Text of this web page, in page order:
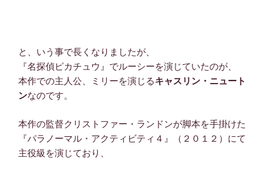
と、いう事で長くなりましたが、
『名探偵ピカチュウ』でルーシーを演じていたのが、
本作での主人公、ミリーを演じるキャスリン・ニュート
ンなのです。
本作の監督クリストファー・ランドンが脚本を手掛けた
『パラノーマル・アクティビティ４』（２０１２）にて
主役級を演じており、